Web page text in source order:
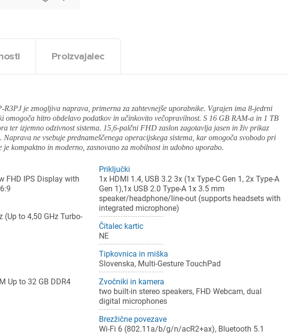
Proizvajalec
R3PJ je zmogljiva naprava, primerna za zahtevnejše uporabnike. Vgrajen ima 8-jedrni
omogoča hitro obdelavo podatkov in učinkovito večopravilnost. S 16 GB RAM-a in 1 TB
ter izjemno odzivnost sistema. 15,6-palčni FHD zaslon zagotavlja jasen in živ prikaz
ne vsebuje prednameščenega operacijskega sistema, kar omogoča svobodo pri
je kompaktno in moderno, zasnovano za mobilnost in udobno uporabo.
FHD IPS Display with
(Up to 4,50 GHz Turbo-
Up to 32 GB DDR4
Priključki
1x HDMI 1.4, USB 3.2 3x (1x Type-C Gen 1, 2x Type-A
Gen 1),1x USB 2.0 Type-A 1x 3.5 mm
speaker/headphone/line-out (supports headsets with
integrated microphone)
Čitalec kartic
NE
Tipkovnica in miška
Slovenska, Multi-Gesture TouchPad
Zvočniki in kamera
two built-in stereo speakers, FHD Webcam, dual
digital microphones
Brezžične povezave
Wi-Fi 6 (802.11a/b/g/n/acR2+ax), Bluetooth 5.1